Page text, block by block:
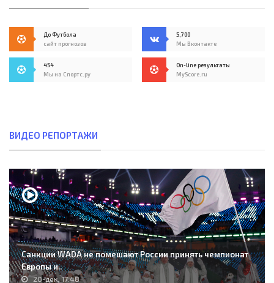
До Футбола
сайт прогнозов
5,700
Мы Вконтакте
454
Мы на Спортс.ру
On-line результаты
MyScore.ru
ВИДЕО РЕПОРТАЖИ
Санкции WADA не помешают России принять чемпионат
Европы и..
20-дек, 17:48